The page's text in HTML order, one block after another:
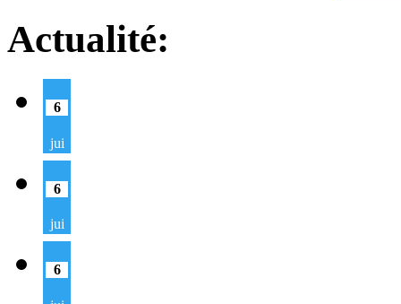
Actualité:
6
jui
6
jui
6